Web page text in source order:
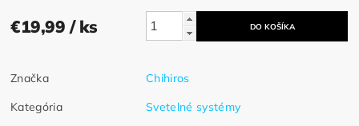
€19,99 / ks
Značka
Chihiros
Kategória
Svetelné systémy